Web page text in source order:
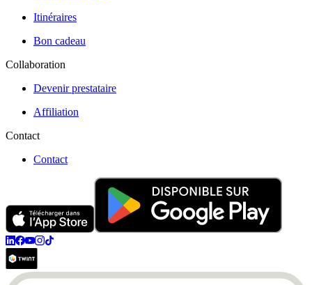
Itinéraires
Bon cadeau
Collaboration
Devenir prestataire
Affiliation
Contact
Contact